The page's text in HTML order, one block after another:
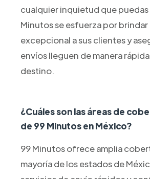
cualquier inquietud que puedas
Minutos se esfuerza por
excepcional a sus clientes y
envíos lleguen de manera rápida
destino.
¿Cuáles son las áreas de
de 99 Minutos en México?
99 Minutos ofrece amplia
mayoría de los estados de